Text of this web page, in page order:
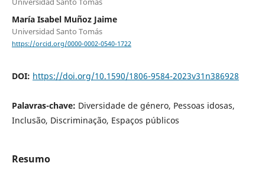
María Isabel Muñoz Jaime
Universidad Santo Tomás
https://orcid.org/0000-0002-0540-1722
DOI: https://doi.org/10.1590/1806-9584-2023v31n386928
Palavras-chave: Diversidade de género, Pessoas idosas,
Inclusão, Discriminação, Espaços públicos
Resumo